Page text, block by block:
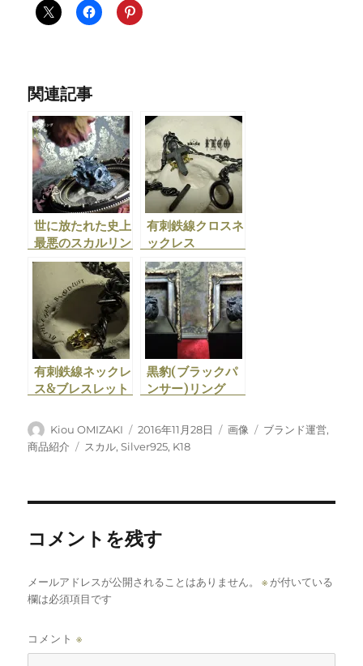
関連記事
世に放たれた史上
最悪のスカルリン
グ「KETER」販
有刺鉄線クロスネ
ックレス
「ILCO」販売開
始
有刺鉄線ネックレ
ス&ブレスレット
BLOODLUST」
販売開始
黒豹(ブラックパ
ンサー)リング
投
稿
Kiou OMIZAKI
投
稿
2016年11月28日
フ
画像
カ
ブランド運営,
商品紹介
タ
スカル,Silver925, K18
コメントを残す
メールアドレスが公開されることはありません。 ※ が付いている
欄は必須項目です
コメント※